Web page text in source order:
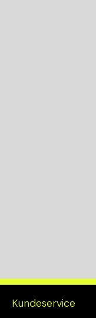
Kundeservice